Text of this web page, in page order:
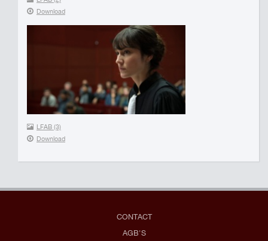
Download
LFAB (3)
Download
CONTACT
AGB'S